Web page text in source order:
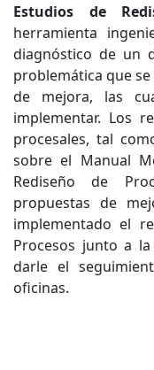
Estudios de
herramienta
diagnóstico de un
problemática que
de mejora, las
implementar. Los
procesales, tal
sobre el Manual
Rediseño de
propuestas de
implementado el
Procesos junto a
darle el
oficinas.